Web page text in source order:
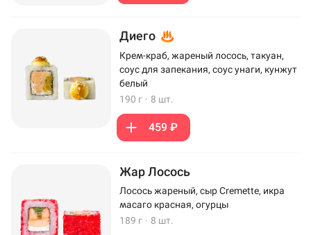
Диего
Крем-краб, жареный лосось, такуан,
соус для запекания, соус унаги, кунжут
белый
190 г · 8 шт.
459 ₽
Жар Лосось
Лосось жареный, сыр Cremette, икра
масаго красная, огурцы
189 г · 8 шт.